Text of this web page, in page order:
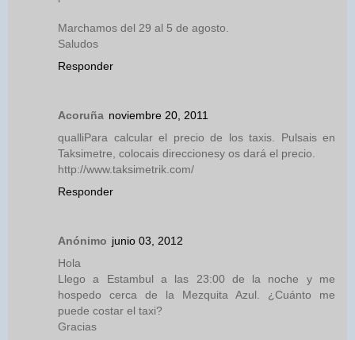
Marchamos del 29 al 5 de agosto.
Saludos
Responder
Acoruña noviembre 20, 2011
qualliPara calcular el precio de los taxis. Pulsais en
Taksimetre, colocais direccionesy os dará el precio.
http://www.taksimetrik.com/
Responder
Anónimo junio 03, 2012
Hola
Llego a Estambul a las 23:00 de la noche y me
hospedo cerca de la Mezquita Azul. ¿Cuánto me
puede costar el taxi?
Gracias